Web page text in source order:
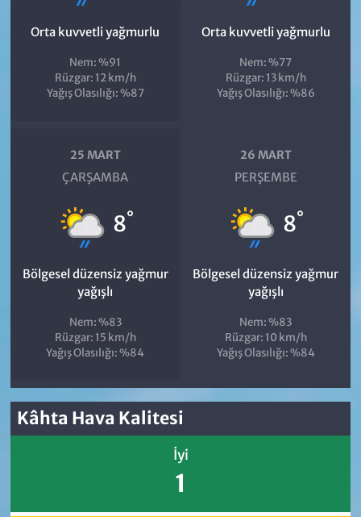
Orta kuvvetli yağmurlu
Nem: %91
Rüzgar: 12 km/h
Yağış Olasılığı: %87
Orta kuvvetli yağmurlu
Nem: %77
Rüzgar: 13 km/h
Yağış Olasılığı: %86
25 MART
ÇARŞAMBA
8°
Bölgesel düzensiz yağmur
yağışlı
Nem: %83
Rüzgar: 15 km/h
Yağış Olasılığı: %84
26 MART
PERŞEMBE
8°
Bölgesel düzensiz yağmur
yağışlı
Nem: %83
Rüzgar: 10 km/h
Yağış Olasılığı: %84
Kâhta Hava Kalitesi
İyi
1